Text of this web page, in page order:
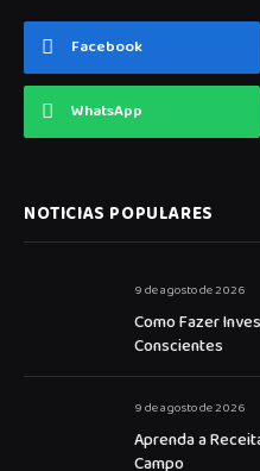
Facebook
WhatsApp
NOTICIAS POPULARES
9 de agosto de 2026
Como Fazer
Conscientes
9 de agosto de 2026
Aprenda a
Campo